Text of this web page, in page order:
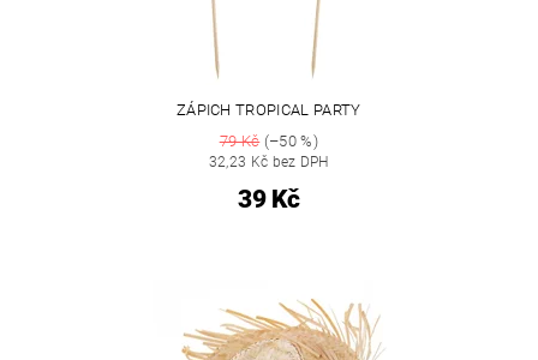
ZÁPICH TROPICAL PARTY
79 Kč(–50 %)
32,23 Kč bez DPH
39 Kč